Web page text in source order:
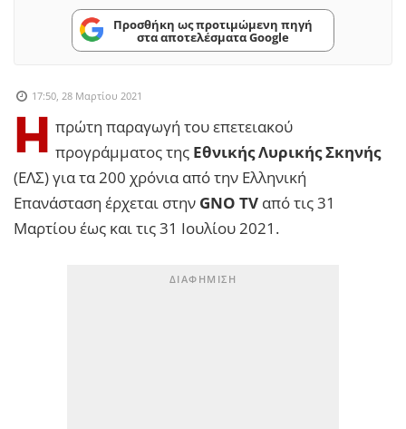
Προσθήκη ως προτιμώμενη πηγή
στα αποτελέσματα Google
17:50, 28 Μαρτίου 2021
Η
πρώτη παραγωγή του επετειακού
προγράμματος της Εθνικής Λυρικής Σκηνής
(ΕΛΣ) για τα 200 χρόνια από την Ελληνική
Επανάσταση έρχεται στην GNO TV από τις 31
Μαρτίου έως και τις 31 Ιουλίου 2021.